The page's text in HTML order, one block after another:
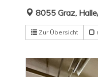
8055 Graz,
Zur Übersicht